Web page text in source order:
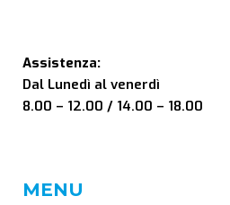
Assistenza:
Dal Lunedì al venerdì
8.00 – 12.00 / 14.00 – 18.00
MENU